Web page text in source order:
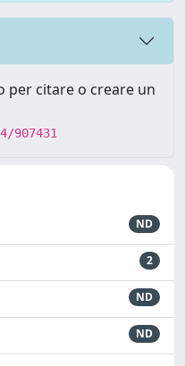
per citare o creare un
907431
ND
2
ND
ND